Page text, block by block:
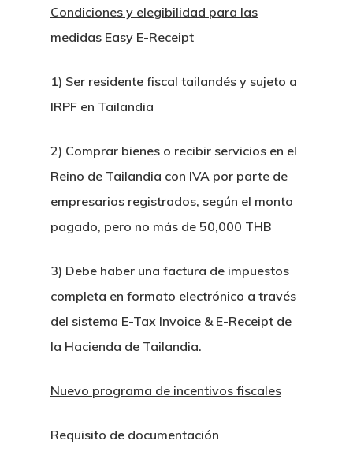
Condiciones y elegibilidad para las
medidas Easy E-Receipt
1) Ser residente fiscal tailandés y sujeto a
IRPF en Tailandia
2) Comprar bienes o recibir servicios en el
Reino de Tailandia con IVA por parte de
empresarios registrados, según el monto
pagado, pero no más de 50,000 THB
3) Debe haber una factura de impuestos
completa en formato electrónico a través
del sistema E-Tax Invoice & E-Receipt de
la Hacienda de Tailandia.
Nuevo programa de incentivos fiscales
Requisito de documentación